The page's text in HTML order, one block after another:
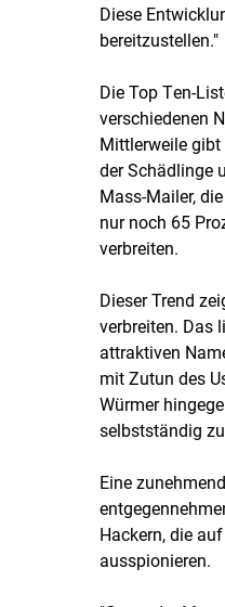
Diese
bereitzustellen."
Die Top Ten-
verschiedenen
Mittlerweile gibt
der Schädlinge
Mass-Mailer,
nur noch 65
verbreiten.
Dieser Trend
verbreiten. Das
attraktiven
mit Zutun des
Würmer
selbstständig
Eine
Hackern, die
ausspionieren.